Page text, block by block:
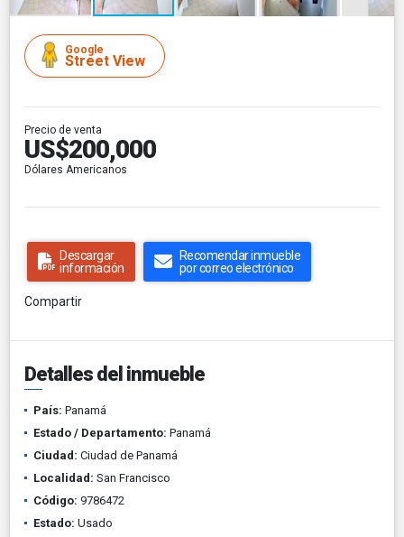
Google
Street View
Precio de venta
US$200,000
Dólares Americanos
Descargar
información
Recomendar inmueble
por correo electrónico
Compartir
Detalles del inmueble
País: Panamá
Estado / Departamento: Panamá
Ciudad: Ciudad de Panamá
Localidad: San Francisco
Código: 9786472
Estado: Usado